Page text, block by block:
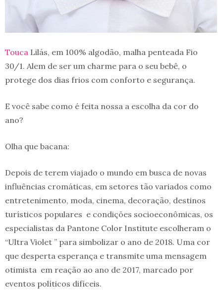
Touca Lilás, em 100% algodão, malha penteada Fio
30/1. Alem de ser um charme para o seu bebê, o
protege dos dias frios com conforto e segurança.
E você sabe como é feita nossa a escolha da cor do
ano?
Olha que bacana:
Depois de terem viajado o mundo em busca de novas
influências cromáticas, em setores tão variados como
entretenimento, moda, cinema, decoração, destinos
turísticos populares e condições socioeconômicas, os
especialistas da Pantone Color Institute escolheram o
“Ultra Violet ” para simbolizar o ano de 2018. Uma cor
que desperta esperança e transmite uma mensagem
otimista em reação ao ano de 2017, marcado por
eventos políticos difíceis.